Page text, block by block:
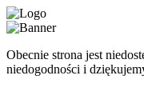
Obecnie strona jest
niedogodności i